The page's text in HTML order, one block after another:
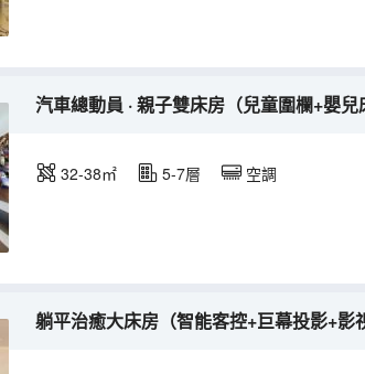
汽車總動員 · 親子雙床房（兒童圍欄+嬰兒
32-38㎡ 5-7層 空調
躺平治癒大床房（智能客控+巨幕投影+影